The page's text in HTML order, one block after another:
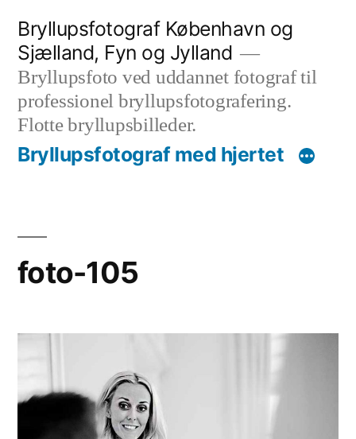
indhold
Bryllupsfotograf København og
Sjælland, Fyn og Jylland
Bryllupsfoto ved uddannet fotograf til
professionel bryllupsfotografering.
Flotte bryllupsbilleder.
Bryllupsfotograf med hjertet
foto-105